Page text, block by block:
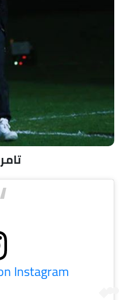
Instagram